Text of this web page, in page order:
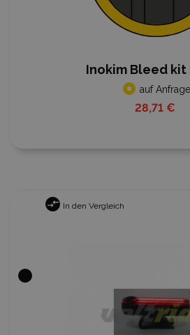
Inokim Bleed kit
auf Anfrage
28,71 €
In den Vergleich